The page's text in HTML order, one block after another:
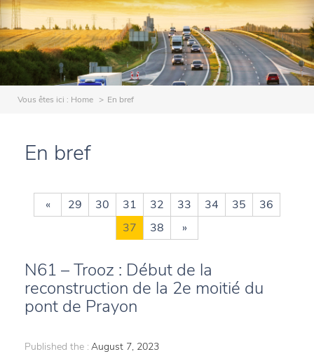
Vous êtes ici : Home En bref
En bref
« 29 30 31 32 33 34 35
36
37
38 »
N61 – Trooz : Début de la
reconstruction de la 2e moitié du
pont de Prayon
Published the : August 7, 2023